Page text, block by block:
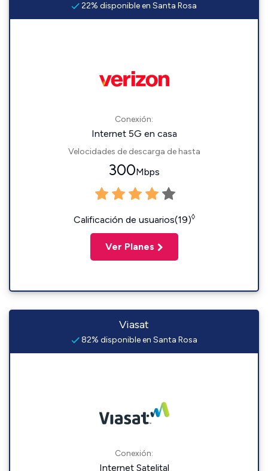
22% disponible en Santa Rosa
Conexión:
Internet 5G en casa
Velocidades de descarga de hasta
300Mbps
Calificación de usuarios(19)◊
Ver Planes
Viasat
82% disponible en Santa Rosa
Conexión:
Internet Satelital